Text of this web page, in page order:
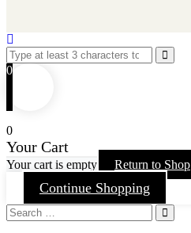
0
0
Your Cart
Your cart is empty Return to Shop
Continue Shopping